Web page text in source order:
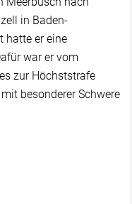
in Baden-
hatte er eine
war er vom
zur Höchststrafe
besonderer Schwere